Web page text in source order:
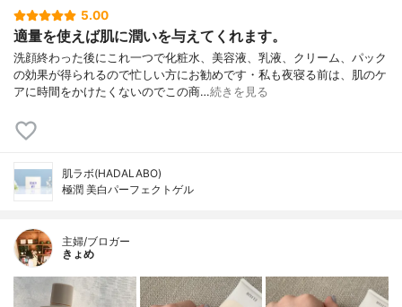
5.00
適量を使えば肌に潤いを与えてくれます。
洗顔終わった後にこれ一つで化粧水、美容液、乳液、クリーム、パック
の効果が得られるので忙しい方にお勧めです・私も夜寝る前は、肌のケ
アに時間をかけたくないのでこの商…続きを見る
肌ラボ(HADALABO)
極潤 美白パーフェクトゲル
主婦/ブロガー
きょめ